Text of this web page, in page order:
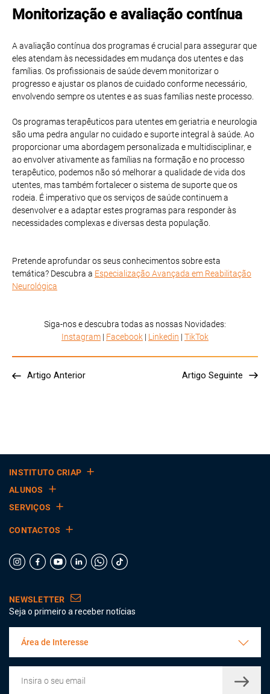
Monitorização e avaliação contínua
A avaliação contínua dos programas é crucial para assegurar que
eles atendam às necessidades em mudança dos utentes e das
famílias. Os profissionais de saúde devem monitorizar o
progresso e ajustar os planos de cuidado conforme necessário,
envolvendo sempre os utentes e as suas famílias neste processo.
Os programas terapêuticos para utentes em geriatria e neurologia
são uma pedra angular no cuidado e suporte integral à saúde. Ao
proporcionar uma abordagem personalizada e multidisciplinar, e
ao envolver ativamente as famílias na formação e no processo
terapêutico, podemos não só melhorar a qualidade de vida dos
utentes, mas também fortalecer o sistema de suporte que os
rodeia. É imperativo que os serviços de saúde continuem a
desenvolver e a adaptar estes programas para responder às
necessidades complexas e diversas desta população.
Pretende aprofundar os seus conhecimentos sobre esta
temática? Descubra a Especialização Avançada em Reabilitação
Neurológica
Siga-nos e descubra todas as nossas Novidades:
Instagram | Facebook | Linkedin | TikTok
Artigo Anterior Artigo Seguinte
INSTITUTO CRIAP
ALUNOS
SERVIÇOS
CONTACTOS
NEWSLETTER
Seja o primeiro a receber notícias
Área de Interesse